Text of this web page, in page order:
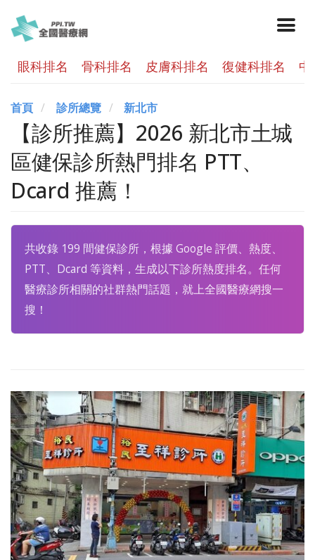
眼科排名 骨科排名 皮膚科排名 復健科排名
首頁 診所總覽 新北市
【診所推薦】2026 新北市土城
區健保診所熱門排名 PTT、
Dcard 推薦！
共收錄 199 間健保診所，根據 Google 評價、熱度、
PTT、Dcard 等資料，生成以下診所熱度排名。任何
醫療診所相關的社群熱門話題，就上全國醫療網搜一
搜！